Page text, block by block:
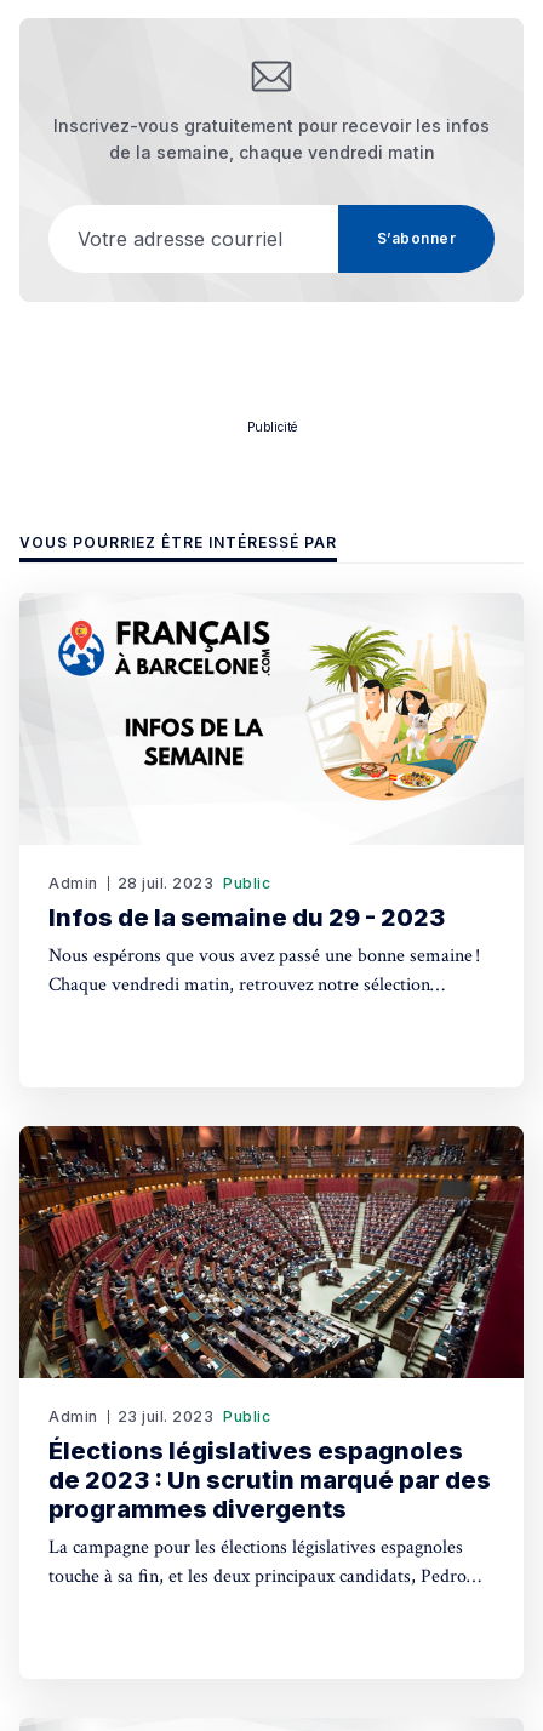
Inscrivez-vous gratuitement pour recevoir les infos
de la semaine, chaque vendredi matin
S’abonner
Publicité
VOUS POURRIEZ ÊTRE INTÉRESSÉ PAR
Admin 28 juil. 2023 Public
Infos de la semaine du 29 - 2023
Nous espérons que vous avez passé une bonne semaine !
Chaque vendredi matin, retrouvez notre sélection
divergentsLa
Admin 23 juil. 2023 Public
Élections législatives espagnoles
de 2023 : Un scrutin marqué par des
programmes divergents
La campagne pour les élections législatives espagnoles
touche à sa fin, et les deux principaux candidats, Pedro